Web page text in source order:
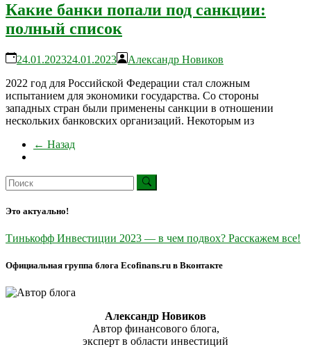
Какие банки попали под санкции:
полный список
24.01.202324.01.2023
Александр Новиков
2022 год для Российской Федерации стал сложным
испытанием для экономики государства. Со стороны
западных стран были применены санкции в отношении
нескольких банковских организаций. Некоторым из
← Назад
Это актуально!
Тинькофф Инвестиции 2023 — в чем подвох? Расскажем все!
Официальная группа блога Ecofinans.ru в Вконтакте
Александр Новиков
Автор финансового блога,
эксперт в области инвестиций